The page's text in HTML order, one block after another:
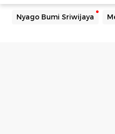
Nyago Bumi Sriwijaya